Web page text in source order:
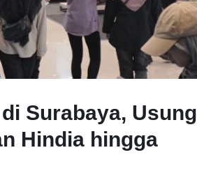
Surabaya, Usung
Hindia hingga